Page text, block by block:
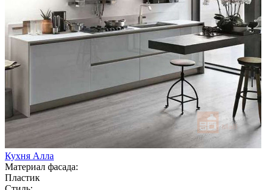
Кухня Алла
Материал фасада:
Пластик